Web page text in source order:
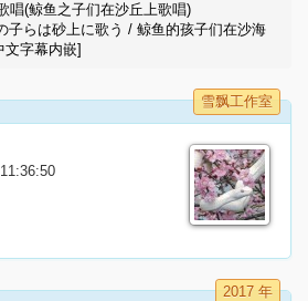
唱(鲸鱼之子们在沙丘上歌唱)
子らは砂上に歌う / 鲸鱼的孩子们在沙海
字幕内嵌]
雪飘工作室
2017 年